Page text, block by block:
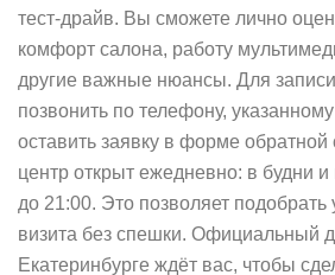
тест‑драйв. Вы сможете лично
комфорт салона, работу
другие важные нюансы. Для
позвонить по телефону,
оставить заявку в форме обратной
центр открыт ежедневно: в будни
до 21:00. Это позволяет
визита без спешки. Официальный
Екатеринбурге ждёт вас, чтобы